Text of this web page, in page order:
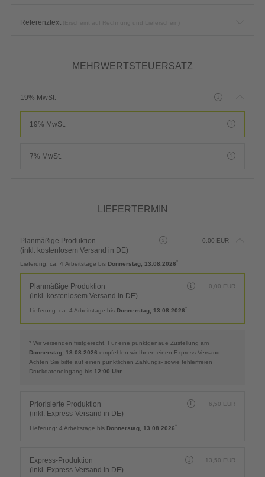
Referenztext
MEHRWERTSTEUERSATZ
19% MwSt.
19% MwSt.
7% MwSt.
LIEFERTERMIN
Planmäßige Produktion
(inkl. kostenlosem Versand in DE)
0,00 EUR
Lieferung: ca. 4 Arbeitstage bis Donnerstag, 13.08.2026*
Planmäßige Produktion
(inkl. kostenlosem Versand in DE)
0,00 EUR
Lieferung: ca. 4 Arbeitstage bis Donnerstag, 13.08.2026*
* Wir versenden fristgerecht. Für eine punktgenaue Zustellung am
Donnerstag, 13.08.2026 empfehlen wir Ihnen einen Express-Versand.
Achten Sie bitte auf einen pünktlichen Zahlungs- sowie fehlerfreien
Druckdateneingang bis 12:00 Uhr
Priorisierte Produktion
(inkl. Express-Versand in DE)
6,50 EUR
Lieferung: 4 Arbeitstage bis Donnerstag, 13.08.2026*
Express-Produktion
(inkl. Express-Versand in DE)
13,50 EUR